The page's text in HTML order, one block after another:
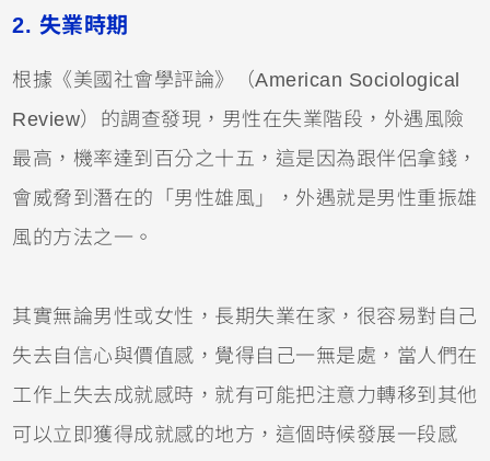
2. 失業時期
根據《美國社會學評論》（American Sociological
Review）的調查發現，男性在失業階段，外遇風險
最高，機率達到百分之十五，這是因為跟伴侶拿錢，
會威脅到潛在的「男性雄風」，外遇就是男性重振雄
風的方法之一。
其實無論男性或女性，長期失業在家，很容易對自己
失去自信心與價值感，覺得自己一無是處，當人們在
工作上失去成就感時，就有可能把注意力轉移到其他
可以立即獲得成就感的地方，這個時候發展一段感